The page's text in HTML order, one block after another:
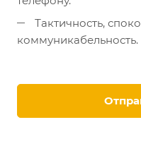
Тактичность,
коммуникабельность.